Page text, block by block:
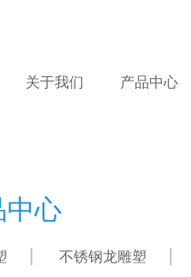
关于我们 产品中心
中心
不锈钢龙雕塑